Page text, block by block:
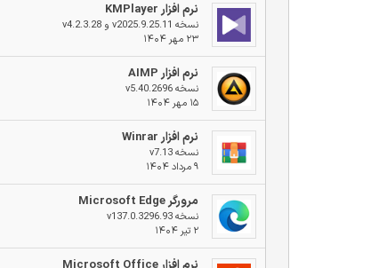
نرم افزار KMPlayer
نسخه v2025.9.25.11 و v4.2.3.28
۲۳ مهر ۱۴۰۴
نرم افزار AIMP
نسخه v5.40.2696
۱۵ مهر ۱۴۰۴
نرم افزار Winrar
نسخه v7.13
۹ مرداد ۱۴۰۴
مرورگر Microsoft Edge
نسخه v137.0.3296.93
۲ تیر ۱۴۰۴